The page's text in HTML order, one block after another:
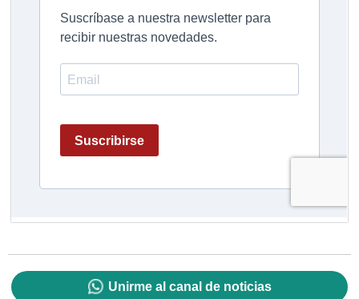
Unirme al canal de noticias